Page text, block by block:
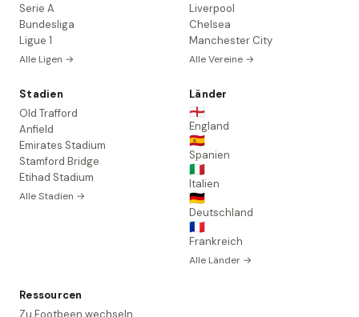
Serie A
Bundesliga
Ligue 1
Alle Ligen →
Liverpool
Chelsea
Manchester City
Alle Vereine →
Stadien
Old Trafford
Anfield
Emirates Stadium
Stamford Bridge
Etihad Stadium
Alle Stadien →
Länder
🏴󠁧󠁢󠁥󠁮󠁧󠁿
England
🇪🇸
Spanien
🇮🇹
Italien
🇩🇪
Deutschland
🇫🇷
Frankreich
Alle Länder →
Ressourcen
Zu Footbeen wechseln